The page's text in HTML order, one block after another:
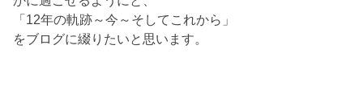
「12年の軌跡～今～そしてこれから」
をブログに綴りたいと思います。